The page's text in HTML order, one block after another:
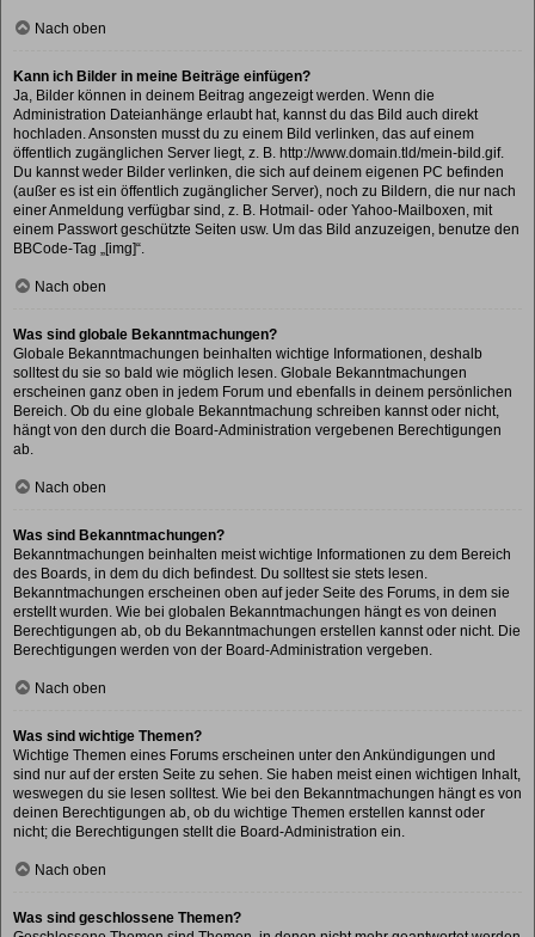
Nach oben
Kann ich Bilder in meine Beiträge einfügen?
Ja, Bilder können in deinem Beitrag angezeigt werden. Wenn die
Administration Dateianhänge erlaubt hat, kannst du das Bild auch direkt
hochladen. Ansonsten musst du zu einem Bild verlinken, das auf einem
öffentlich zugänglichen Server liegt, z. B. http://www.domain.tld/mein-bild.gif.
Du kannst weder Bilder verlinken, die sich auf deinem eigenen PC befinden
(außer es ist ein öffentlich zugänglicher Server), noch zu Bildern, die nur nach
einer Anmeldung verfügbar sind, z. B. Hotmail- oder Yahoo-Mailboxen, mit
einem Passwort geschützte Seiten usw. Um das Bild anzuzeigen, benutze den
BBCode-Tag „[img]“.
Nach oben
Was sind globale Bekanntmachungen?
Globale Bekanntmachungen beinhalten wichtige Informationen, deshalb
solltest du sie so bald wie möglich lesen. Globale Bekanntmachungen
erscheinen ganz oben in jedem Forum und ebenfalls in deinem persönlichen
Bereich. Ob du eine globale Bekanntmachung schreiben kannst oder nicht,
hängt von den durch die Board-Administration vergebenen Berechtigungen
ab.
Nach oben
Was sind Bekanntmachungen?
Bekanntmachungen beinhalten meist wichtige Informationen zu dem Bereich
des Boards, in dem du dich befindest. Du solltest sie stets lesen.
Bekanntmachungen erscheinen oben auf jeder Seite des Forums, in dem sie
erstellt wurden. Wie bei globalen Bekanntmachungen hängt es von deinen
Berechtigungen ab, ob du Bekanntmachungen erstellen kannst oder nicht. Die
Berechtigungen werden von der Board-Administration vergeben.
Nach oben
Was sind wichtige Themen?
Wichtige Themen eines Forums erscheinen unter den Ankündigungen und
sind nur auf der ersten Seite zu sehen. Sie haben meist einen wichtigen Inhalt,
weswegen du sie lesen solltest. Wie bei den Bekanntmachungen hängt es von
deinen Berechtigungen ab, ob du wichtige Themen erstellen kannst oder
nicht; die Berechtigungen stellt die Board-Administration ein.
Nach oben
Was sind geschlossene Themen?